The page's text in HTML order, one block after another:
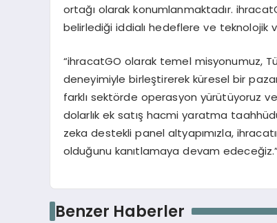
ortağı olarak konumlanmaktadır.
belirlediği iddialı hedeflere ve teknolojik
“ihracatGO olarak temel misyonumuz,
deneyimiyle birleştirerek küresel bir
farklı sektörde operasyon yürütüyoruz ve
dolarlık ek satış hacmi yaratma
zeka destekli panel altyapımızla,
olduğunu kanıtlamaya devam edeceğiz.”
Benzer Haberler